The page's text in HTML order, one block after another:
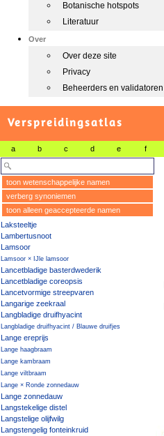
Botanische hotspots
Literatuur
Over
Over deze site
Privacy
Beheerders en validatoren
Verspreidingsatlas
a b c d e f
toon wetenschappelijke namen
verberg synoniemen
toon alleen geaccepteerde namen
Laksteeltje
Lambertusnoot
Lamsoor
Lamsoor × IJle lamsoor
Lancetbladige basterdwederik
Lancetbladige coreopsis
Lancetvormige streepvaren
Langarige zeekraal
Langbladige druifhyacint
Langbladige druifhyacint / Blauwe druifjes
Lange ereprijs
Lange haagbraam
Lange kambraam
Lange viltbraam
Lange × Ronde zonnedauw
Lange zonnedauw
Langstekelige distel
Langstelige olijfwilg
Langstengelig fonteinkruid